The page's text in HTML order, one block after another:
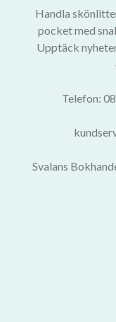
Handla
pocket med
Upptäck
Telefon:
Svalans